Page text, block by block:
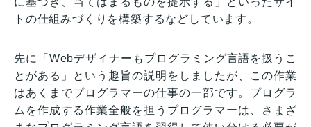
トの仕組みづくりを構築するなどしています。
先に「Webデザイナーもプログラミング言語を扱うこ
とがある」という趣旨の説明をしましたが、この作業
はあくまでプログラマーの仕事の一部です。プログラ
ムを作成する作業全般を担うプログラマーは、さまざ